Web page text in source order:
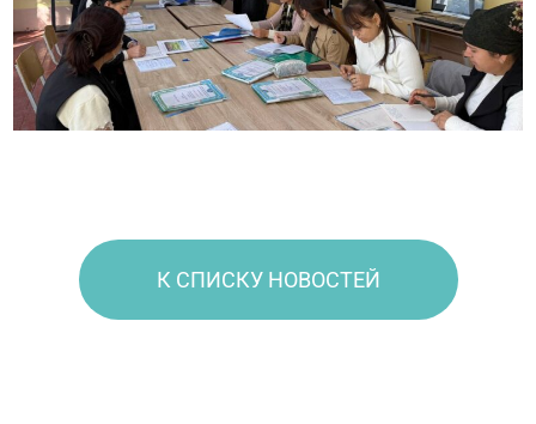
К СПИСКУ НОВОСТЕЙ